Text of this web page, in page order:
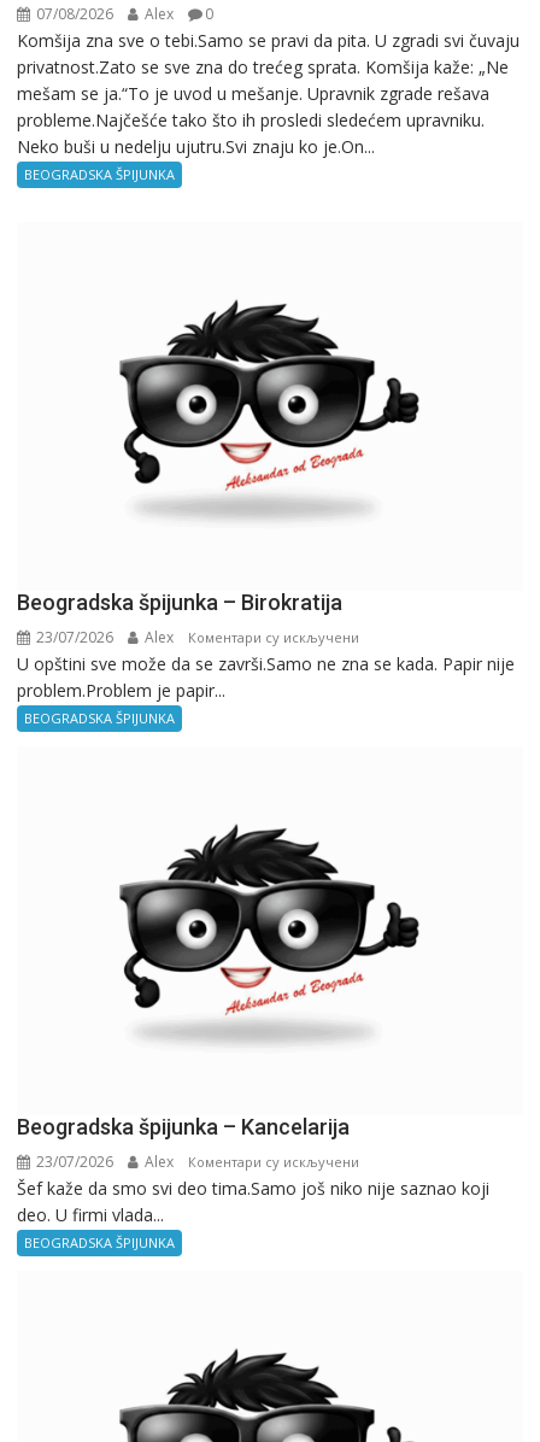
07/08/2026 Alex 0
Komšija zna sve o tebi.Samo se pravi da pita. U zgradi svi čuvaju
privatnost.Zato se sve zna do trećeg sprata. Komšija kaže: „Ne
mešam se ja.“To je uvod u mešanje. Upravnik zgrade rešava
probleme.Najčešće tako što ih prosledi sledećem upravniku.
Neko buši u nedelju ujutru.Svi znaju ko je.On...
BEOGRADSKA ŠPIJUNKA
Beogradska špijunka – Birokratija
23/07/2026 Alex Коментари су искључени
Beogradska
U opštini sve može da se završi.Samo ne zna se kada. Papir nije
problem.Problem je papir...
BEOGRADSKA ŠPIJUNKA
Beogradska špijunka – Kancelarija
23/07/2026 Alex Коментари су искључени
Beogradska
Šef kaže da smo svi deo tima.Samo još niko nije saznao koji
deo. U firmi vlada...
BEOGRADSKA ŠPIJUNKA